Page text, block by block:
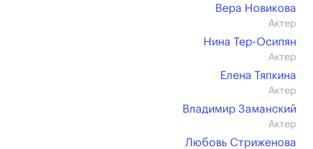
Вера Новикова
Актер
Нина Тер-Осипян
Актер
Елена Тяпкина
Актер
Владимир Заманский
Актер
Любовь Стриженова